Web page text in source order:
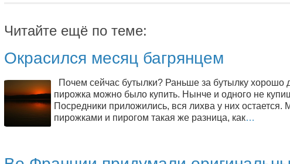
Читайте ещё по теме:
Окрасился месяц багрянцем
Почем сейчас бутылки? Раньше за бутылку хорошо
пирожка можно было купить. Нынче и одного не
Посредники приложились, вся лихва у них остается.
пирожками и пирогом такая же разница, как…